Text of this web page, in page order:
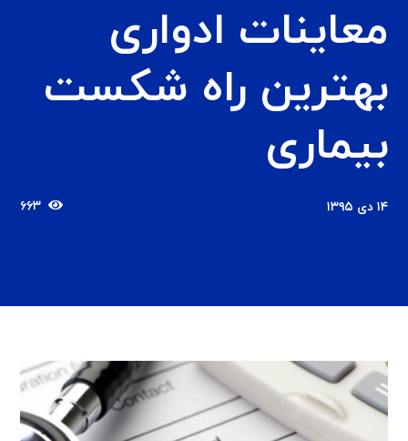
معاینات ادواری
بهترین راه شکست
بیماری
۱۴ دی ۱۳۹۵ ۶۶۳